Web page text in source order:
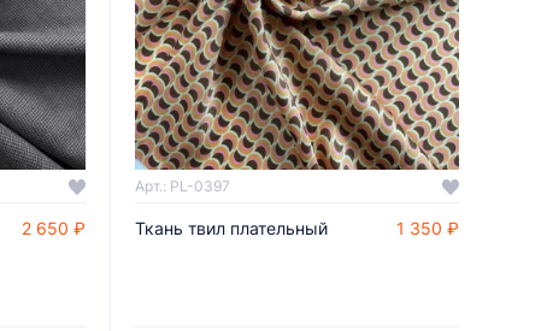
2 650 ₽
Арт.: PL-0397
Ткань твил плательный 1 350 ₽